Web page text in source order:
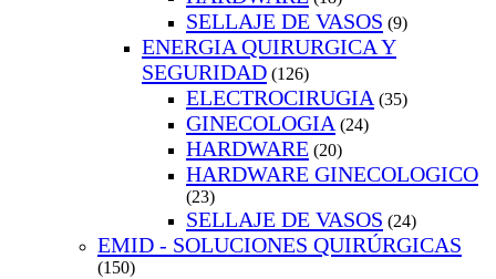
SELLAJE DE VASOS (9)
ENERGIA QUIRURGICA Y
SEGURIDAD (126)
ELECTROCIRUGIA (35)
GINECOLOGIA (24)
HARDWARE (20)
HARDWARE GINECOLOGICO
(23)
SELLAJE DE VASOS (24)
EMID - SOLUCIONES QUIRÚRGICAS
(150)